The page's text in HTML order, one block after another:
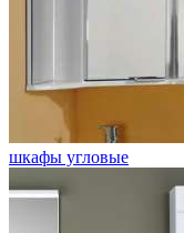
шкафы угловые